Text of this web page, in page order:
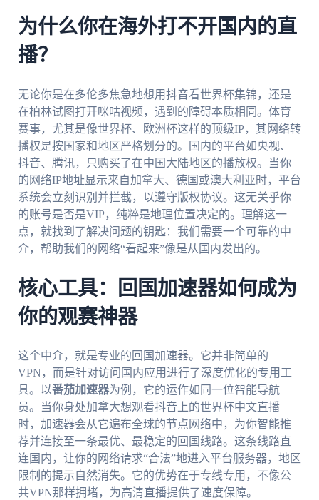
为什么你在海外打不开国内的直
播？
无论你是在多伦多焦急地想用抖音看世界杯集锦，还是
在柏林试图打开咪咕视频，遇到的障碍本质相同。体育
赛事，尤其是像世界杯、欧洲杯这样的顶级IP，其网络转
播权是按国家和地区严格划分的。国内的平台如央视、
抖音、腾讯，只购买了在中国大陆地区的播放权。当你
的网络IP地址显示来自加拿大、德国或澳大利亚时，平台
系统会立刻识别并拦截，以遵守版权协议。这无关乎你
的账号是否是VIP，纯粹是地理位置决定的。理解这一
点，就找到了解决问题的钥匙：我们需要一个可靠的中
介，帮助我们的网络“看起来”像是从国内发出的。
核心工具：回国加速器如何成为
你的观赛神器
这个中介，就是专业的回国加速器。它并非简单的
VPN，而是针对访问国内应用进行了深度优化的专用工
具。以番茄加速器为例，它的运作如同一位智能导航
员。当你身处加拿大想观看抖音上的世界杯中文直播
时，加速器会从它遍布全球的节点网络中，为你智能推
荐并连接至一条最优、最稳定的回国线路。这条线路直
连国内，让你的网络请求“合法”地进入平台服务器，地区
限制的提示自然消失。它的优势在于专线专用，不像公
共VPN那样拥堵，为高清直播提供了速度保障。